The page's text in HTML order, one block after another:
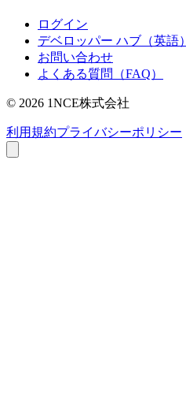
ログイン
デベロッパー ハブ（英語）
お問い合わせ
よくある質問（FAQ）
© 2026 1NCE株式会社
利用規約プライバシーポリシー